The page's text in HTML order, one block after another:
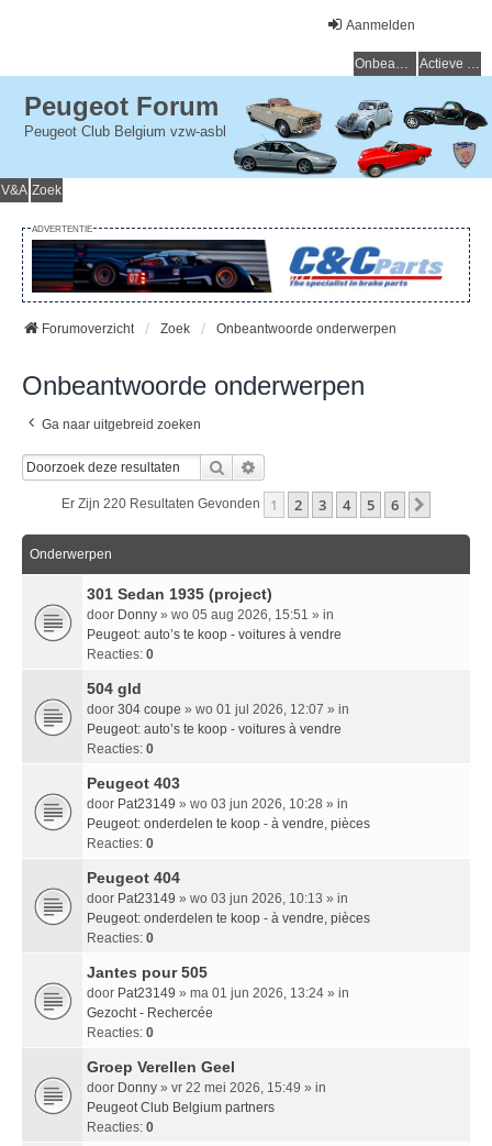
Aanmelden
Onbeantwoorde onderwerpen Actieve onderwerpen
Peugeot Forum
Peugeot Club Belgium vzw-asbl
V&A Zoek
ADVERTENTIE
Forumoverzicht Zoek Onbeantwoorde onderwerpen
Onbeantwoorde onderwerpen
Ga naar uitgebreid zoeken
Zoek
Er Zijn 220 Resultaten Gevonden 1 2 3 4 5 6
Onderwerpen
301 Sedan 1935 (project)
door Donny » wo 05 aug 2026, 15:51 » in
Peugeot: auto’s te koop - voitures à vendre
Reacties: 0
504 gld
door 304 coupe » wo 01 jul 2026, 12:07 » in
Peugeot: auto’s te koop - voitures à vendre
Reacties: 0
Peugeot 403
door Pat23149 » wo 03 jun 2026, 10:28 » in
Peugeot: onderdelen te koop - à vendre, pièces
Reacties: 0
Peugeot 404
door Pat23149 » wo 03 jun 2026, 10:13 » in
Peugeot: onderdelen te koop - à vendre, pièces
Reacties: 0
Jantes pour 505
door Pat23149 » ma 01 jun 2026, 13:24 » in
Gezocht - Rechercée
Reacties: 0
Groep Verellen Geel
door Donny » vr 22 mei 2026, 15:49 » in
Peugeot Club Belgium partners
Reacties: 0